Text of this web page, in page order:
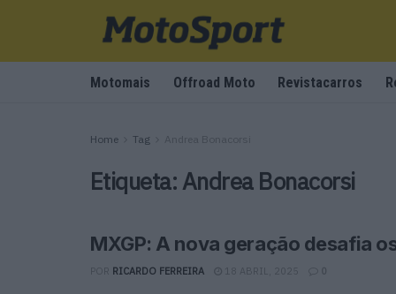
Motomais Offroad Moto Revistacarros
Home Tag Andrea Bonacorsi
Etiqueta:Andrea Bonacorsi
MXGP: A nova geração desafia os
RICARDO FERREIRA 18 ABRIL, 2025 0